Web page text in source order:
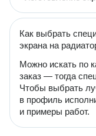
Как выбрать
экрана на
Можно искать по
заказ — тогда
Чтобы выбрать
в профиль
и примеры работ.